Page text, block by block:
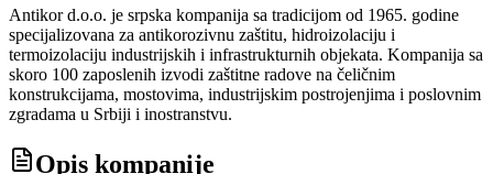
Antikor d.o.o. je srpska kompanija sa tradicijom od 1965. godine
specijalizovana za antikorozivnu zaštitu, hidroizolaciju i
termoizolaciju industrijskih i infrastrukturnih objekata. Kompanija sa
skoro 100 zaposlenih izvodi zaštitne radove na čeličnim
konstrukcijama, mostovima, industrijskim postrojenjima i poslovnim
zgradama u Srbiji i inostranstvu.
Opis kompanije